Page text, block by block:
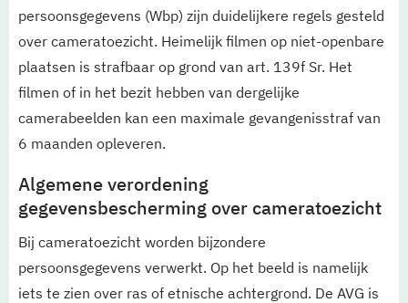
persoonsgegevens (Wbp) zijn duidelijkere regels gesteld
over cameratoezicht. Heimelijk filmen op niet-openbare
plaatsen is strafbaar op grond van art. 139f Sr. Het
filmen of in het bezit hebben van dergelijke
camerabeelden kan een maximale gevangenisstraf van
6 maanden opleveren.
Algemene verordening
gegevensbescherming over cameratoezicht
Bij cameratoezicht worden bijzondere
persoonsgegevens verwerkt. Op het beeld is namelijk
iets te zien over ras of etnische achtergrond. De AVG is